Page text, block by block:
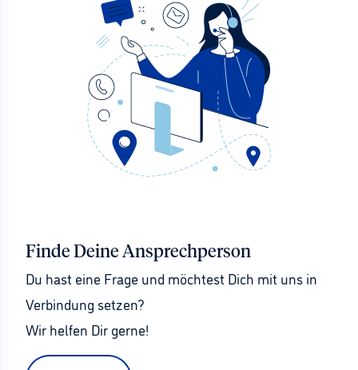
Finde Deine Ansprechperson
Du hast eine Frage und möchtest Dich mit uns in
Verbindung setzen?
Wir helfen Dir gerne!